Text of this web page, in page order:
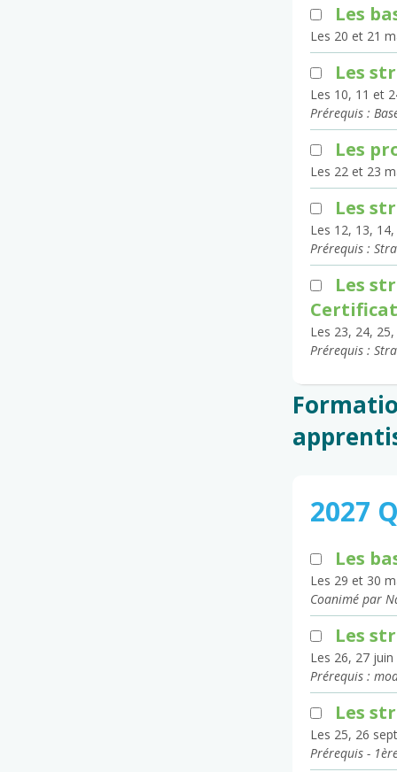
Les
Les 20 et 21
Les
Les 10, 11 et
Prérequis :
Les
Les 22 et 23
Les
Les 12, 13,
Prérequis :
Les
Les 23, 24,
Prérequis :
2027
Les
Les 29 et 30
Coanimé par
Les
Les 26, 27
Prérequis :
Les
Les 25, 26
Prérequis -